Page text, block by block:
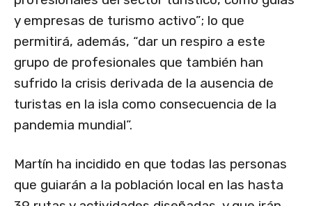
y empresas de turismo activo”; lo que
permitirá, además, “dar un respiro a este
grupo de profesionales que también han
sufrido la crisis derivada de la ausencia de
turistas en la isla como consecuencia de la
pandemia mundial”.
Martín ha incidido en que todas las personas
que guiarán a la población local en las hasta